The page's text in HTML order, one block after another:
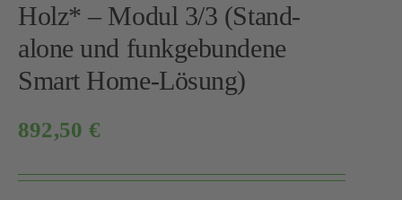
Holz* – Modul 3/3 (Stand-
alone und funkgebundene
Smart Home-Lösung)
892,50 €